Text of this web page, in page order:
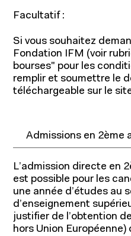
Facultatif :
Si vous souhaitez
Fondation IFM (voir
bourses" pour les
remplir et soumettre le
téléchargeable sur le
Admissions en 2ème
L’admission directe en
est possible pour les
une année d’études au
d’enseignement
justifier de l’obtention
hors Union